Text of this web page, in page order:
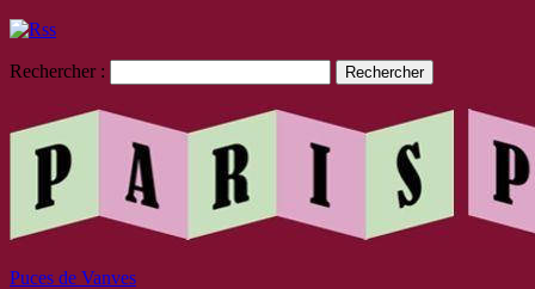
Rechercher :
Puces de Vanves